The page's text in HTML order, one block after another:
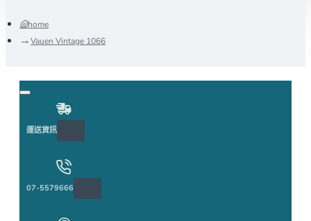
home
Vauen Vintage 1066
運送資訊
07-5579666